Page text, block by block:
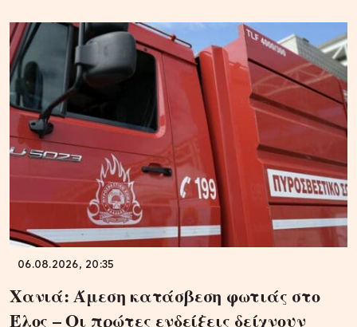
06.08.2026, 20:35
Χανιά: Άμεση κατάσβεση φωτιάς στο
Έλος – Οι πρώτες ενδείξεις δείχνουν